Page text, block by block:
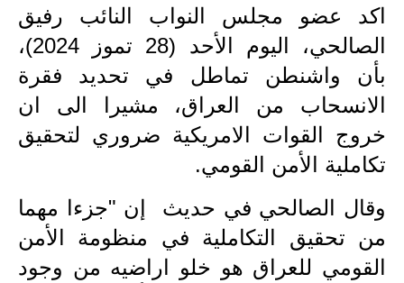
الاخبار الامنية
الاخبار الاقتصادية
الاخبار الرياضية
المدارس
نتائج الامتحانات
المرحلة الابتدائية
اكد عضو مجلس النواب النائب رفيق
الصالحي، اليوم الأحد (28 تموز 2024)،
بأن واشنطن تماطل في تحديد فقرة
الانسحاب من العراق، مشيرا الى ان
خروج القوات الامريكية ضروري لتحقيق
تكاملية الأمن القومي.
وقال الصالحي في حديث إن "جزءا مهما
من تحقيق التكاملية في منظومة الأمن
القومي للعراق هو خلو اراضيه من وجود